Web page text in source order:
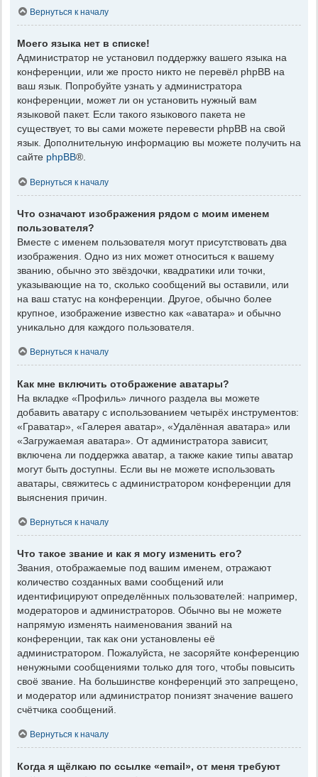
Вернуться к началу
Моего языка нет в списке!
Администратор не установил поддержку вашего языка на
конференции, или же просто никто не перевёл phpBB на
ваш язык. Попробуйте узнать у администратора
конференции, может ли он установить нужный вам
языковой пакет. Если такого языкового пакета не
существует, то вы сами можете перевести phpBB на свой
язык. Дополнительную информацию вы можете получить на
сайте phpBB®.
Вернуться к началу
Что означают изображения рядом с моим именем
пользователя?
Вместе с именем пользователя могут присутствовать два
изображения. Одно из них может относиться к вашему
званию, обычно это звёздочки, квадратики или точки,
указывающие на то, сколько сообщений вы оставили, или
на ваш статус на конференции. Другое, обычно более
крупное, изображение известно как «аватара» и обычно
уникально для каждого пользователя.
Вернуться к началу
Как мне включить отображение аватары?
На вкладке «Профиль» личного раздела вы можете
добавить аватару с использованием четырёх инструментов:
«Граватар», «Галерея аватар», «Удалённая аватара» или
«Загружаемая аватара». От администратора зависит,
включена ли поддержка аватар, а также какие типы аватар
могут быть доступны. Если вы не можете использовать
аватары, свяжитесь с администратором конференции для
выяснения причин.
Вернуться к началу
Что такое звание и как я могу изменить его?
Звания, отображаемые под вашим именем, отражают
количество созданных вами сообщений или
идентифицируют определённых пользователей: например,
модераторов и администраторов. Обычно вы не можете
напрямую изменять наименования званий на
конференции, так как они установлены её
администратором. Пожалуйста, не засоряйте конференцию
ненужными сообщениями только для того, чтобы повысить
своё звание. На большинстве конференций это запрещено,
и модератор или администратор понизят значение вашего
счётчика сообщений.
Вернуться к началу
Когда я щёлкаю по ссылке «email», от меня требуют